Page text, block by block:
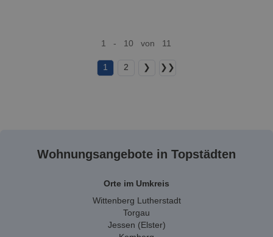
1 - 10 von 11
1 2 ❯ ❯❯
Wohnungsangebote in Topstädten
Orte im Umkreis
Wittenberg Lutherstadt
Torgau
Jessen (Elster)